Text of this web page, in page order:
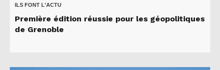
ILS FONT L'ACTU
Première édition réussie pour les géopolitiques
de Grenoble